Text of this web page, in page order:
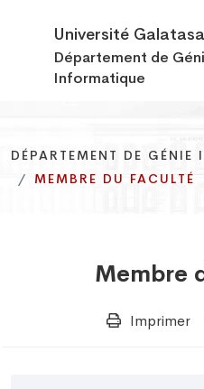
Université
Département de
Informatique
DÉPARTEMENT DE GÉNIE
MEMBRE DU FACULTÉ
DÉPARTEMENT DE GÉNIE
MEMBRE DU FACULTÉ
DÉPARTEMENT DE GÉNIE
MEMBRE DU FACULTÉ
Membre
Imprimer